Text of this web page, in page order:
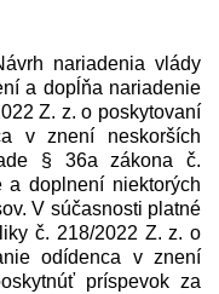
nariadenia vlády
a dopĺňa nariadenie
Z. z. o poskytovaní
v znení neskorších
§ 36a zákona č.
doplnení niektorých
V súčasnosti platné
č. 218/2022 Z. z. o
odídenca v znení
príspevok za